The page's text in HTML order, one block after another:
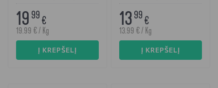
19 99€
19.99 € / Kg
Į KREPŠELĮ
1399€
13.99 € / Kg
Į KREPŠELĮ